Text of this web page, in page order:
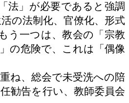
法」が必要であると強調
の法制化、官僚化、形式
う一つは、教会の「宗教
の危険で、これは「偶像
ね、総会で未受洗への陪
勧告を行い、教師委員会